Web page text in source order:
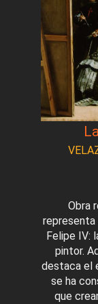
Obra
representa
Felipe IV:
pintor.
destaca el
se ha
que